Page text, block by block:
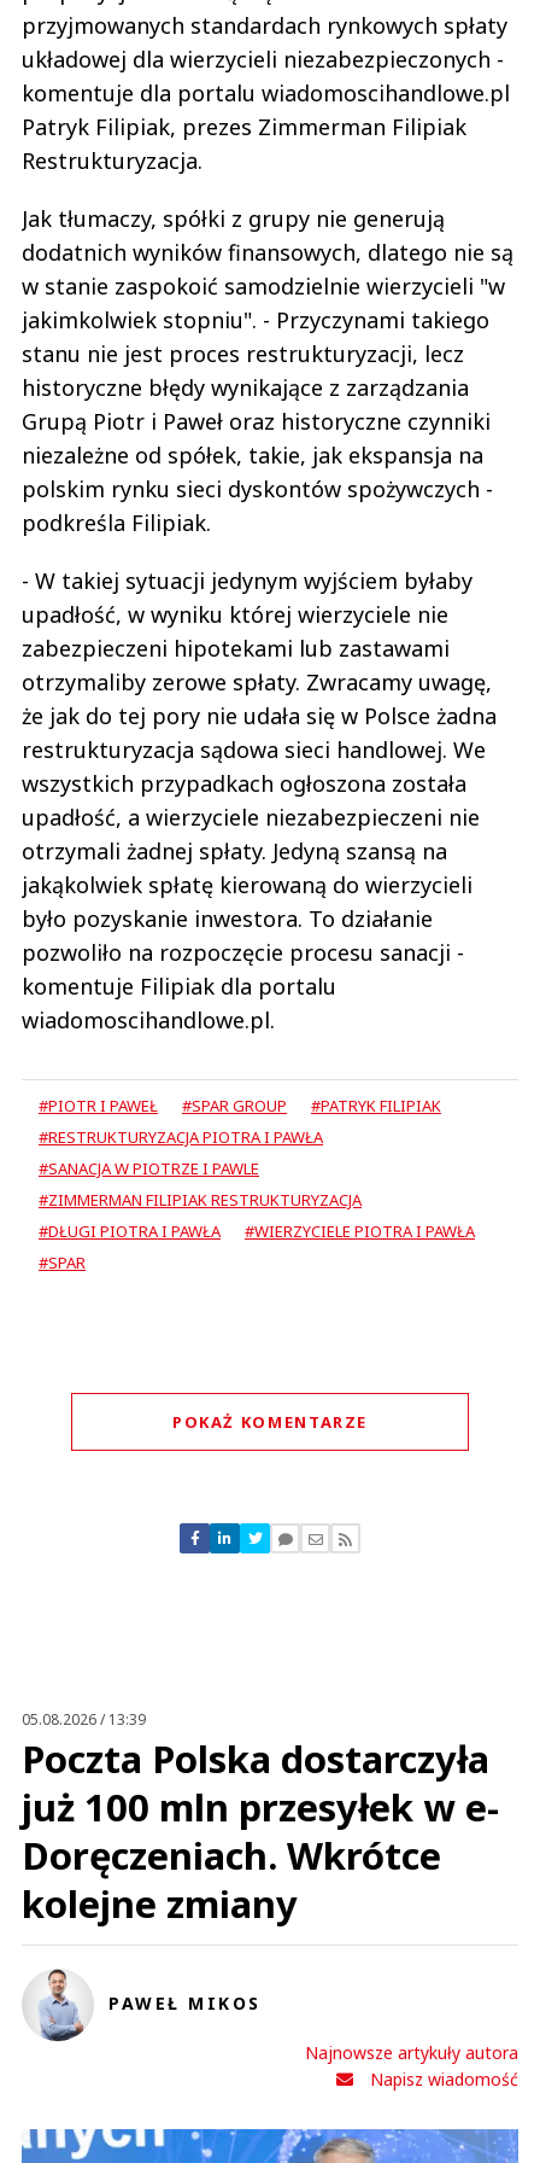
przyjmowanych standardach rynkowych spłaty
układowej dla wierzycieli niezabezpieczonych -
komentuje dla portalu wiadomoscihandlowe.pl
Patryk Filipiak, prezes Zimmerman Filipiak
Restrukturyzacja.
Jak tłumaczy, spółki z grupy nie generują
dodatnich wyników finansowych, dlatego nie są
w stanie zaspokoić samodzielnie wierzycieli "w
jakimkolwiek stopniu". - Przyczynami takiego
stanu nie jest proces restrukturyzacji, lecz
historyczne błędy wynikające z zarządzania
Grupą Piotr i Paweł oraz historyczne czynniki
niezależne od spółek, takie, jak ekspansja na
polskim rynku sieci dyskontów spożywczych -
podkreśla Filipiak.
- W takiej sytuacji jedynym wyjściem byłaby
upadłość, w wyniku której wierzyciele nie
zabezpieczeni hipotekami lub zastawami
otrzymaliby zerowe spłaty. Zwracamy uwagę,
że jak do tej pory nie udała się w Polsce żadna
restrukturyzacja sądowa sieci handlowej. We
wszystkich przypadkach ogłoszona została
upadłość, a wierzyciele niezabezpieczeni nie
otrzymali żadnej spłaty. Jedyną szansą na
jakąkolwiek spłatę kierowaną do wierzycieli
było pozyskanie inwestora. To działanie
pozwoliło na rozpoczęcie procesu sanacji -
komentuje Filipiak dla portalu
wiadomoscihandlowe.pl.
#PIOTR I PAWEŁ #SPAR GROUP
#PATRYK FILIPIAK
#RESTRUKTURYZACJA PIOTRA I PAWŁA
#SANACJA W PIOTRZE I PAWLE
#ZIMMERMAN FILIPIAK RESTRUKTURYZACJA
#DŁUGI PIOTRA I PAWŁA
#WIERZYCIELE PIOTRA I PAWŁA
#SPAR
POKAŻ KOMENTARZE
"Jak tłumaczy, spółki z grupy nie generują dodatnich wyników
finansowych, dlatego nie są w stanie zaspokoić samodzielnie wierzycieli
"w jakimkolwiek stopniu"" - no to znakomicie się restrukturyzacja powiodła
skoro dalej spółki nie generują...
"Jak tłumaczy, spółki z grupy nie generują dodatnich wyników
finansowych, dlatego nie są w stanie zaspokoić samodzielnie wierzycieli
"w jakimkolwiek stopniu"" - no to znakomicie się restrukturyzacja powiodła
skoro dalej spółki nie generują dodatnich wyników. A za co bierze
pieniadze zarząd,Pan Karbowiak i resztą oraz Pan Filipiak
Czytaj całość
Jakub
Odpowiedz
05.08.2026 / 13:39
Poczta Polska dostarczyła
już 100 mln przesyłek w e-
Doręczeniach. Wkrótce
kolejne zmiany
PAWEŁ MIKOS
Najnowsze artykuły autora
Napisz wiadomość